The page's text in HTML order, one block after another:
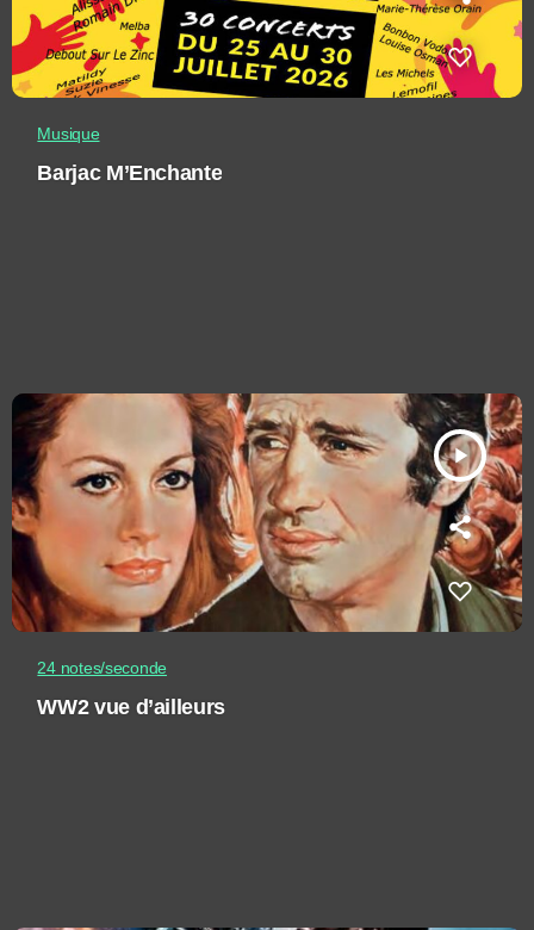
Musique
Barjac M’Enchante
play_arrow
24 notes/seconde
WW2 vue d’ailleurs